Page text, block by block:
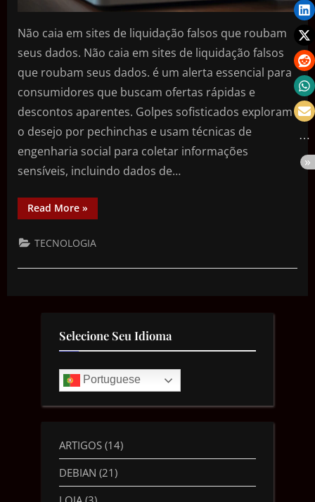
Não caia em sites de liquidação falsos que roubam
seus dados. Não caia em sites de liquidação falsos
que roubam seus dados. é um alerta essencial para
consumidores que buscam ofertas rápidas e
descontos aparentes. Golpes sofisticados exploram
o desejo por pechinchas e usam técnicas de
engenharia social para coletar informações
sensíveis, incluindo dados de…
Read More »
TECNOLOGIA
Selecione Seu Idioma
Portuguese
ARTIGOS (14)
DEBIAN (21)